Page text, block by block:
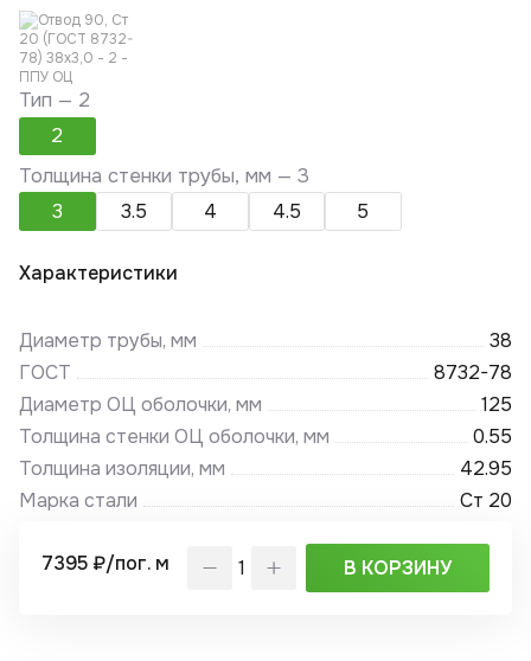
Тип — 2
2
Толщина стенки трубы, мм —3
3
3.5 4 4.5 5
Характеристики
Диаметр трубы, мм
38
ГОСТ
8732-78
Диаметр ОЦ оболочки, мм
125
Толщина стенки ОЦ оболочки, мм
0.55
Толщина изоляции, мм
42.95
Марка стали
Ст 20
7395 ₽/пог. м В КОРЗИНУ